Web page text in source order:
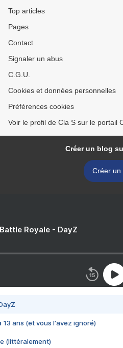
Top articles
Pages
Contact
Signaler un abus
C.G.U.
Cookies et données personnelles
Préférences cookies
Voir le profil de Cla S sur le portail
Créer un blog
Créer un
Royale - DayZ
13 ans (et vous l'avez ignoré)
(littéralement)